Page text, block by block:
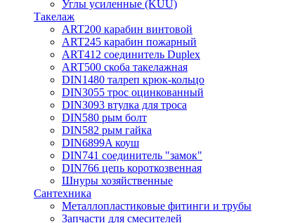
Углы усиленные (KUU)
Такелаж
ART200 карабин винтовой
ART245 карабин пожарный
ART412 соединитель Duplex
ART500 скоба такелажная
DIN1480 талреп крюк-кольцо
DIN3055 трос оцинкованный
DIN3093 втулка для троса
DIN580 рым болт
DIN582 рым гайка
DIN6899A коуш
DIN741 соединитель "замок"
DIN766 цепь короткозвенная
Шнуры хозяйственные
Сантехника
Металлопластиковые фитинги и трубы
Запчасти для смесителей